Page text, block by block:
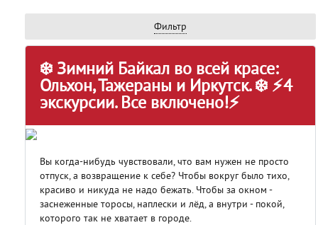
Фильтр
❄️ Зимний Байкал во всей красе:
Ольхон, Тажераны и Иркутск. ❄️ ⚡4
экскурсии. Все включено!⚡
Вы когда-нибудь чувствовали, что вам нужен не просто
отпуск, а возвращение к себе? Чтобы вокруг было тихо,
красиво и никуда не надо бежать. Чтобы за окном -
заснеженные торосы, наплески и лёд, а внутри - покой,
которого так не хватает в городе.